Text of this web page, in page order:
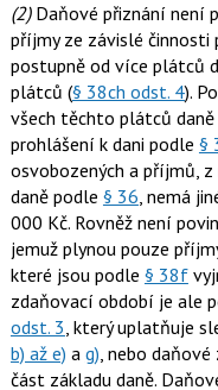
(2)Daňové přiznání není
příjmy ze závislé činnosti
postupně od více plátců
plátců (§ 38ch odst. 4).
všech těchto plátců
prohlášení k dani podle §
osvobozených a příjmů,
daně podle § 36, nemá
000 Kč. Rovněž není
jemuž plynou pouze
které jsou podle § 38f
zdaňovací období je ale
odst. 3, který uplatňuje
b) až e) a g), nebo
část základu daně.